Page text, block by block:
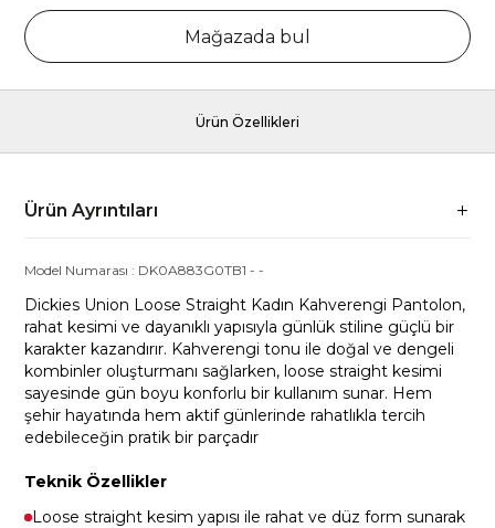
Mağazada bul
Ürün Özellikleri
Ürün Ayrıntıları
Model Numarası : DK0A883G0TB1 --
Dickies Union Loose Straight Kadın Kahverengi Pantolon,
rahat kesimi ve dayanıklı yapısıyla günlük stiline güçlü bir
karakter kazandırır. Kahverengi tonu ile doğal ve dengeli
kombinler oluşturmanı sağlarken, loose straight kesimi
sayesinde gün boyu konforlu bir kullanım sunar. Hem
şehir hayatında hem aktif günlerinde rahatlıkla tercih
edebileceğin pratik bir parçadır
Teknik Özellikler
Loose straight kesim yapısı ile rahat ve düz form sunarak